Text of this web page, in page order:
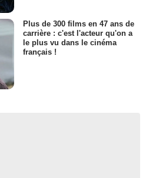
Plus de 300 films en 47 ans de
carrière : c'est l'acteur qu'on a
le plus vu dans le cinéma
français !